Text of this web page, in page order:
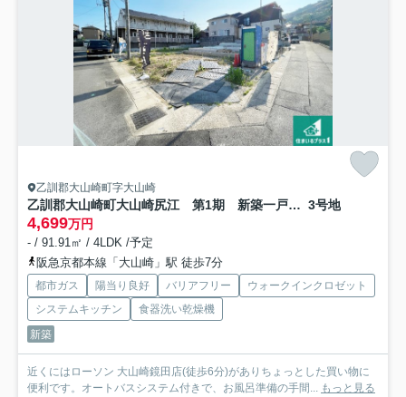
乙訓郡大山崎町字大山崎
乙訓郡大山崎町大山崎尻江 第1期 新築一戸建て 3号地
4,699万円
- / 91.91㎡ / 4LDK /予定
阪急京都本線「大山崎」駅 徒歩7分
都市ガス 陽当り良好 バリアフリー
ウォークインクロゼット
システムキッチン
食器洗い乾燥機
新築
近くにはローソン 大山崎鏡田店(徒歩6分)がありちょっとした買い物に
便利です。オートバスシステム付きで、お風呂準備の手間... もっと見る